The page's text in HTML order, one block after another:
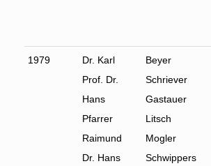
1979
Dr. Karl
Prof. Dr.
Hans
Pfarrer
Raimund
Dr. Hans
Beyer
Schriever
Gastauer
Litsch
Mogler
Schwippers